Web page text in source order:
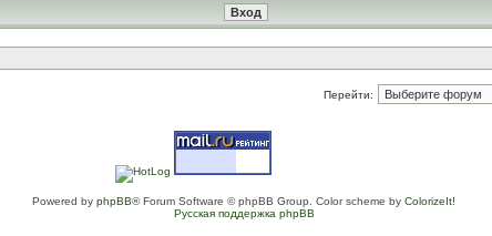
Перейти:
Powered by phpBB® Forum Software © phpBB Group. Color scheme by ColorizeIt!
Русская поддержка phpBB